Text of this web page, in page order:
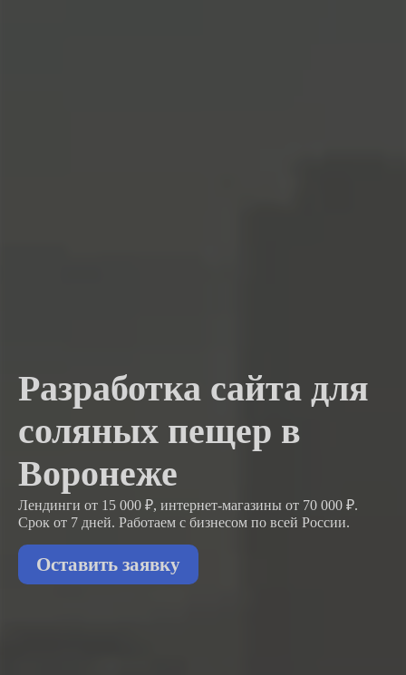
Разработка сайта для
соляных пещер в
Воронеже
Лендинги от 15 000 ₽, интернет-магазины от 70 000 ₽.
Срок от 7 дней. Работаем с бизнесом по всей России.
Оставить заявку